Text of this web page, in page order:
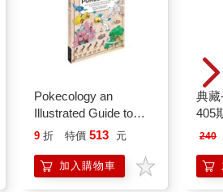
Pokecology an
Illustrated Guide to
Pokemon Ecology
Press)
9 折 特價 513 元
加入購物車
典藏
405
240